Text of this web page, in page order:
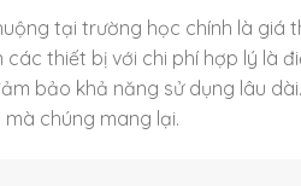
tại trường học chính là giá
thiết bị với chi phí hợp lý là
bảo khả năng sử dụng lâu
chúng mang lại.